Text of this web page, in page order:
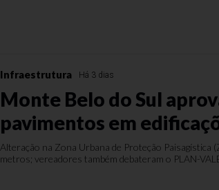
Infraestrutura Há 3 dias
Monte Belo do Sul
pavimentos em
Alteração na Zona Urbana de Proteção Paisagística
metros; vereadores também debateram o PLAN-